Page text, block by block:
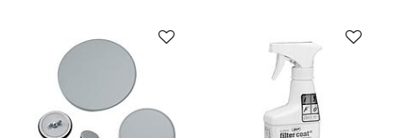
EFICIENCIA
ENERGÉTICA